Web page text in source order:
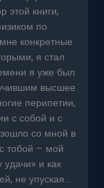
этой книги,
по
конкретные
я стал
я уже был
высшее
перипетии,
с собой и с
со мной в
тобой – мой
и как
не упуская…